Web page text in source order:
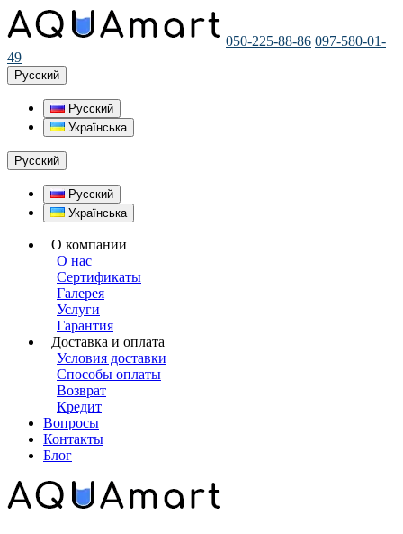
050-225-88-86 097-580-01-
49
Русский
Русский
Українська
Русский
Русский
Українська
О компании
О нас
Сертификаты
Галерея
Услуги
Гарантия
Доставка и оплата
Условия доставки
Способы оплаты
Возврат
Кредит
Вопросы
Контакты
Блог